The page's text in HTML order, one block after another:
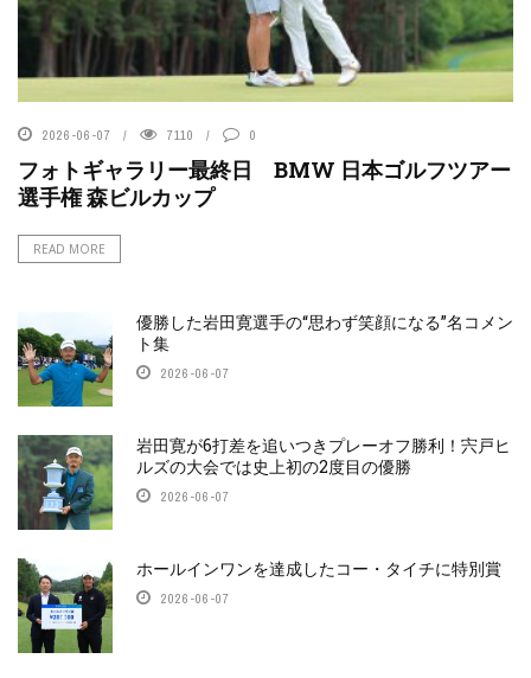
2026-06-07 7110 0
フォトギャラリー最終日 BMW 日本ゴルフツアー
選手権 森ビルカップ
READ MORE
優勝した岩田寛選手の“思わず笑顔になる”名コメン
ト集
2026-06-07
岩田寛が6打差を追いつきプレーオフ勝利！宍戸ヒ
ルズの大会では史上初の2度目の優勝
2026-06-07
ホールインワンを達成したコー・タイチに特別賞
2026-06-07